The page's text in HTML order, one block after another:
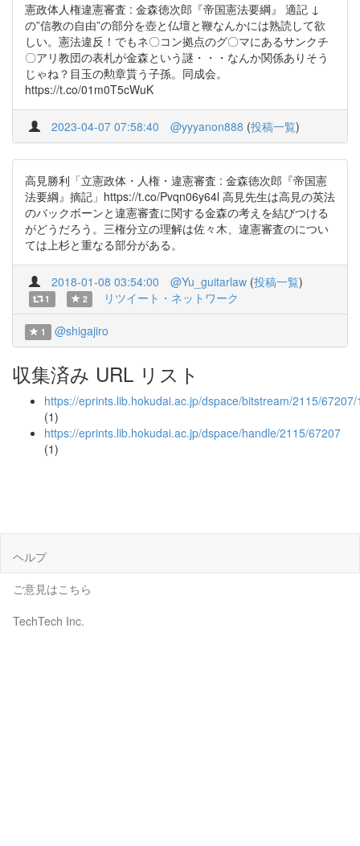
憲政体人権違憲審査 : 金森徳次郎『帝国憲法要綱』 適記 ↓
の”信教の自由”の部分を壺と仏壇と鞭なんかには熟読して欲
しい。憲法違反！でもネ〇コン拠点のグ〇マにあるサンクチ
〇アリ教団の表札が金森という謎・・・なんか関係ありそう
じゃね？目玉の勲章貰う子孫。同成会。
https://t.co/01m0T5cWuK
2023-04-07 07:58:40 @yyyanon888 (投稿一覧)
高見勝利「立憲政体・人権・違憲審査 : 金森徳次郎『帝国憲
法要綱』摘記」https://t.co/Pvqn06y64l 高見先生は高見の英法
のバックボーンと違憲審査に関する金森の考えを結びつける
がどうだろう。三権分立の理解は佐々木、違憲審査のについ
ては上杉と重なる部分がある。
2018-01-08 03:54:00 @Yu_guitarlaw (投稿一覧)
1 2 リツイート・ネットワーク
1 @shigajiro
収集済み URL リスト
https://eprints.lib.hokudai.ac.jp/dspace/bitstream/2115/
(1)
https://eprints.lib.hokudai.ac.jp/dspace/handle/2115/67207
(1)
ヘルプ
ご意見はこちら
TechTech Inc.